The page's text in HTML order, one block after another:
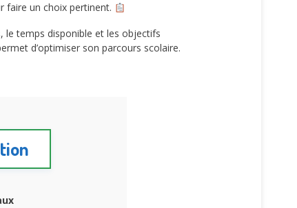
faire un choix pertinent.
le temps disponible et les objectifs
d’optimiser son parcours scolaire.